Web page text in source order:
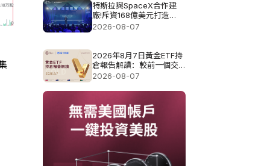
特斯拉與SpaceX合作建
廠!斥資168億美元打造
Terafab基地
2026-08-07
2026年8月7日黃金ETF持
倉報告解讀：較前一個交
易日增加0.571噸
2026-08-07